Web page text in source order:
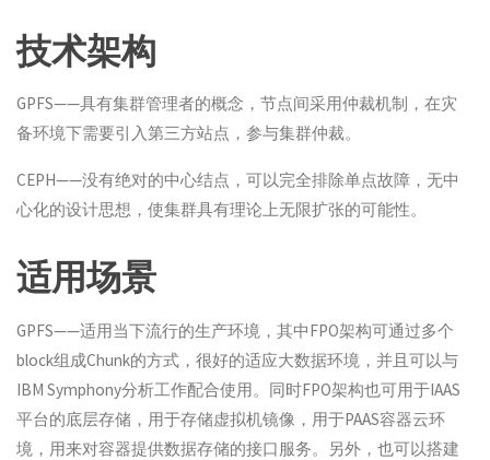
技术架构
GPFS——具有集群管理者的概念，节点间采用仲裁机制，在灾
备环境下需要引入第三方站点，参与集群仲裁。
CEPH——没有绝对的中心结点，可以完全排除单点故障，无中
心化的设计思想，使集群具有理论上无限扩张的可能性。
适用场景
GPFS——适用当下流行的生产环境，其中FPO架构可通过多个
block组成Chunk的方式，很好的适应大数据环境，并且可以与
IBM Symphony分析工作配合使用。同时FPO架构也可用于IAAS
平台的底层存储，用于存储虚拟机镜像，用于PAAS容器云环
境，用来对容器提供数据存储的接口服务。另外，也可以搭建